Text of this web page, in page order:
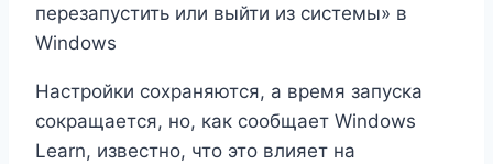
Настройки сохраняются, а время запуска
сокращается, но, как сообщает Windows
Learn, известно, что это влияет на